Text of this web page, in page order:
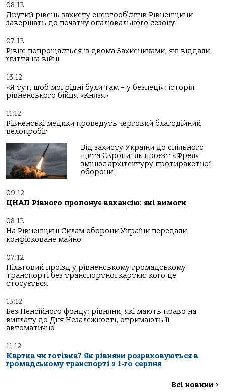
08:12
Другий рівень захисту енергооб’єктів Рівненщини
завершать до початку опалювального сезону
07:12
Рівне попрощається із двома Захисниками, які віддали
життя на війні
13:12
«Я тут, щоб мої рідні були там – у безпеці»: історія
рівненського бійця «Князя»
11:12
Рівненські медики проведуть черговий благодійний
велопробіг
Від захисту України до спільного
щита Європи: як проєкт «Фрея»
змінює архітектуру протиракетної
оборони
09:12
ЦНАП Рівного пропонує вакансію: які вимоги
08:12
На Рівненщині Силам оборони України передали
конфісковане майно
07:12
Пільговий проїзд у рівненському громадському
транспорті без транспортної картки: кого це
стосується
13:12
Без Пенсійного фонду: рівняни, які мають право на
виплату до Дня Незалежності, отримають її
автоматично
11:12
Картка чи готівка? Як рівняни розраховуються в
громадському транспорті з 1-го серпня
Всі новини >